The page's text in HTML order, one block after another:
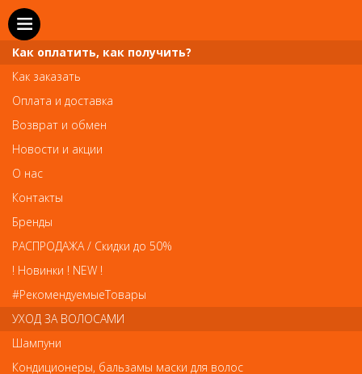
SEO
Как оплатить, как получить?
Как заказать
Оплата и доставка
Возврат и обмен
Новости и акции
О нас
Контакты
Бренды
РАСПРОДАЖА / Скидки до 50%
! Новинки ! NEW !
#РекомендуемыеТовары
УХОД ЗА ВОЛОСАМИ
Шампуни
Кондиционеры, бальзамы маски для волос